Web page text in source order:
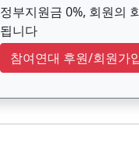
정부지원금 0%, 회원의
됩니다
참여연대 후원/회원가